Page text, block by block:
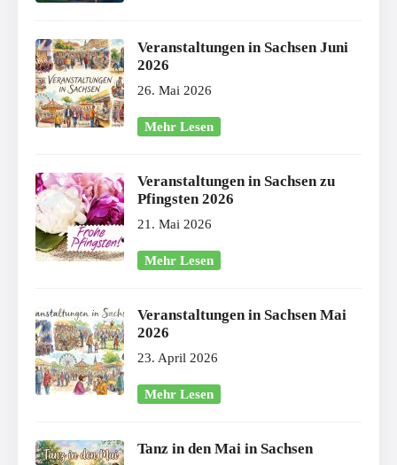
Veranstaltungen in Sachsen Juni
2026
26. Mai 2026
Mehr Lesen
Veranstaltungen in Sachsen zu
Pfingsten 2026
21. Mai 2026
Mehr Lesen
Veranstaltungen in Sachsen Mai
2026
23. April 2026
Mehr Lesen
Tanz in den Mai in Sachsen